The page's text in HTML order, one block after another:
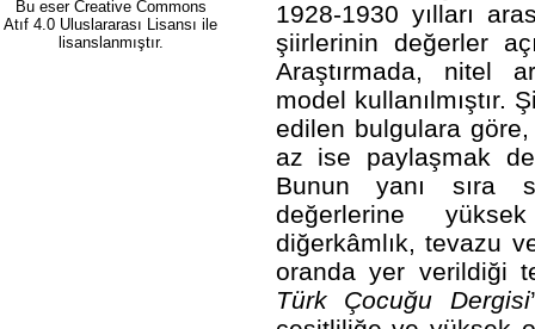
Bu eser Creative Commons
Atıf 4.0 Uluslararası Lisansı ile
lisanslanmıştır.
1928-1930 yılları
şiirlerinin değerler
Araştırmada, nitel
model kullanılmıştır.
edilen bulgulara
az ise paylaşmak
Bunun yanı sıra
değerlerine
diğerkâmlık, tevazu
oranda yer verildiği
Türk Çocuğu Dergisi